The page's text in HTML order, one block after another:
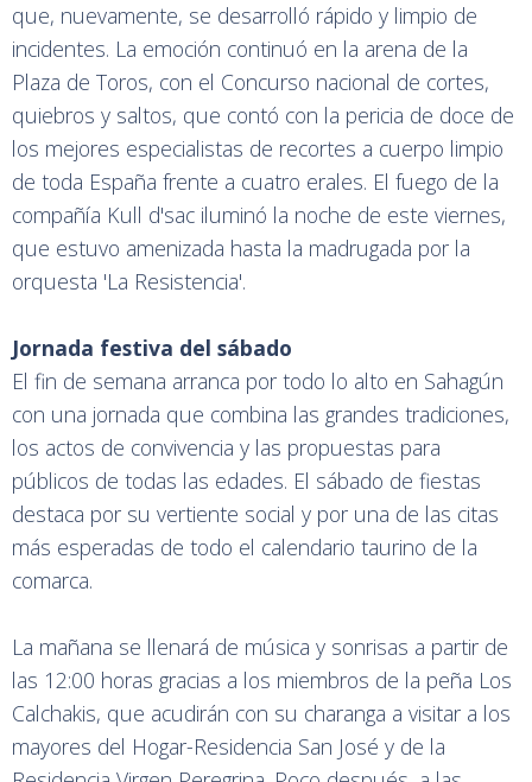
que, nuevamente, se desarrolló rápido y limpio de
incidentes. La emoción continuó en la arena de la
Plaza de Toros, con el Concurso nacional de cortes,
quiebros y saltos, que contó con la pericia de doce de
los mejores especialistas de recortes a cuerpo limpio
de toda España frente a cuatro erales. El fuego de la
compañía Kull d'sac iluminó la noche de este viernes,
que estuvo amenizada hasta la madrugada por la
orquesta 'La Resistencia'.
Jornada festiva del sábado
El fin de semana arranca por todo lo alto en Sahagún
con una jornada que combina las grandes tradiciones,
los actos de convivencia y las propuestas para
públicos de todas las edades. El sábado de fiestas
destaca por su vertiente social y por una de las citas
más esperadas de todo el calendario taurino de la
comarca.
La mañana se llenará de música y sonrisas a partir de
las 12:00 horas gracias a los miembros de la peña Los
Calchakis, que acudirán con su charanga a visitar a los
mayores del Hogar-Residencia San José y de la